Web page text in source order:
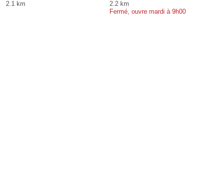
2.1 km
2.2 km
Fermé, ouvre mardi à 9h00